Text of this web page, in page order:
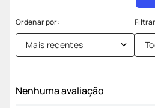
Mais recentes
Nenhuma avaliação